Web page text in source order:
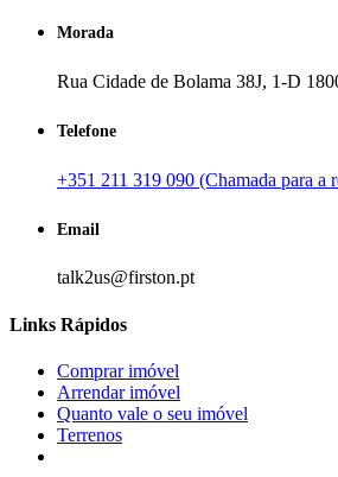
Morada
Rua Cidade de Bolama 38J, 1-D
Telefone
+351 211 319 090 (Chamada para a
Email
talk2us@firston.pt
Links Rápidos
Comprar imóvel
Arrendar imóvel
Quanto vale o seu imóvel
Terrenos